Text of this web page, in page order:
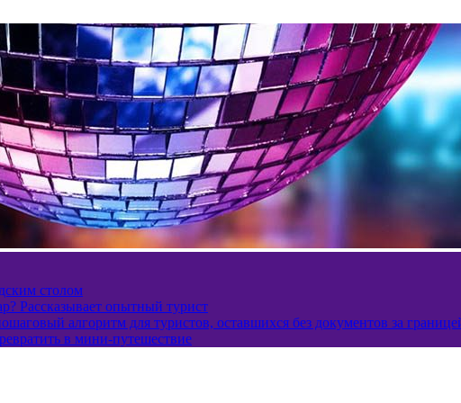
столом
Рассказывает опытный турист
алгоритм для туристов, оставшихся без документов за
в мини-путешествие